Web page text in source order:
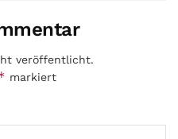
veröffentlicht.
markiert